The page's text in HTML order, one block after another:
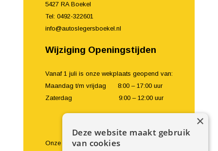
5427 RA Boekel
Tel: 0492-322601
info@autoslegersboekel.nl
Wijziging Openingstijden
Vanaf 1 juli is onze wekplaats geopend van:
Maandag t/m vrijdag 8:00 – 17:00 uur
Zaterdag 9:00 – 12:00 uur
Onze showroom en balie zijn geopend van:
Deze website maakt gebruik
van cookies
×